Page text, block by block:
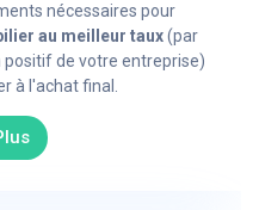
nécessaires pour
au meilleur taux(par
positif de votre entreprise)
à l'achat final.